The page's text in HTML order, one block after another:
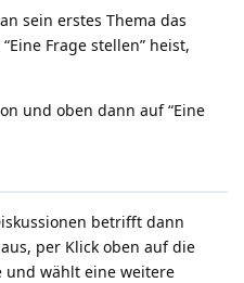
sein erstes Thema das
Frage stellen” heist,
und oben dann auf “Eine
betrifft dann
per Klick oben auf die
und wählt eine weitere